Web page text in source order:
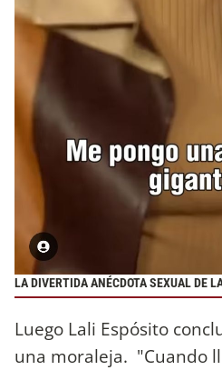
LA DIVERTIDA ANÉCDOTA SEXUAL DE
Luego Lali Espósito
una moraleja. "Cuando